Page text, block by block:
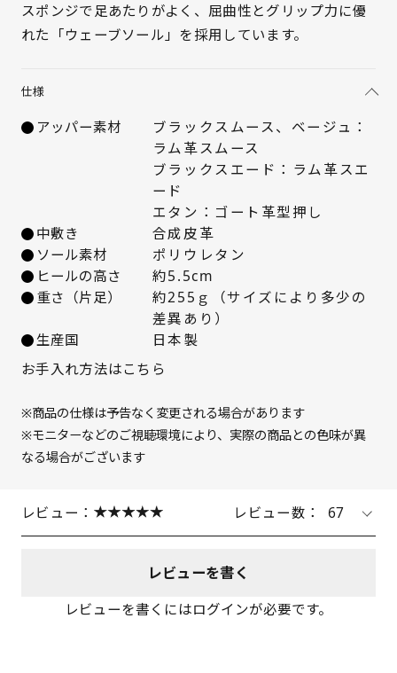
サイズを選択してください
22cm × 在庫なし
× 在庫なし
× 在庫なし
23.5cm × 在庫なし
24cm △ 残りわずか
24.5cm ○ 在庫あり
スポンジで足あたりがよく、屈曲性とグリップ力に優
れた「ウェーブソール」を採用しています。
仕様
アッパー素材
ブラックスムース、ベージュ：
ラム革スムース
ブラックスエード：ラム革スエ
ード
エタン：ゴート革型押し
中敷き
合成皮革
ソール素材
ポリウレタン
ヒールの高さ
約5.5cm
重さ（片足）
約255ｇ（サイズにより多少の
差異あり）
生産国
日本製
お手入れ方法はこちら
※商品の仕様は予告なく変更される場合があります
※モニターなどのご視聴環境により、実際の商品との色味が異
なる場合がございます
レビュー： レビュー数： 67
レビューを書く
レビューを書くにはログインが必要です。